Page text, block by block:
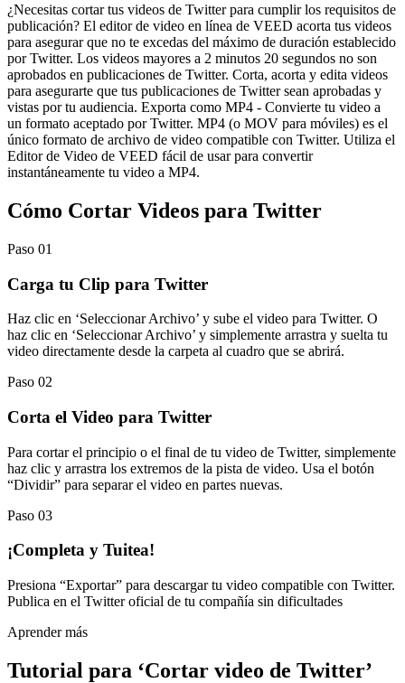
¿Necesitas cortar tus videos de Twitter para cumplir los requisitos de
publicación? El editor de video en línea de VEED acorta tus videos
para asegurar que no te excedas del máximo de duración establecido
por Twitter. Los videos mayores a 2 minutos 20 segundos no son
aprobados en publicaciones de Twitter. Corta, acorta y edita videos
para asegurarte que tus publicaciones de Twitter sean aprobadas y
vistas por tu audiencia. Exporta como MP4 - Convierte tu video a
un formato aceptado por Twitter. MP4 (o MOV para móviles) es el
único formato de archivo de video compatible con Twitter. Utiliza el
Editor de Video de VEED fácil de usar para convertir
instantáneamente tu video a MP4.
Cómo Cortar Videos para Twitter
Paso 01
Carga tu Clip para Twitter
Haz clic en ‘Seleccionar Archivo’ y sube el video para Twitter. O
haz clic en ‘Seleccionar Archivo’ y simplemente arrastra y suelta tu
video directamente desde la carpeta al cuadro que se abrirá.
Paso 02
Corta el Video para Twitter
Para cortar el principio o el final de tu video de Twitter, simplemente
haz clic y arrastra los extremos de la pista de video. Usa el botón
“Dividir” para separar el video en partes nuevas.
Paso 03
¡Completa y Tuitea!
Presiona “Exportar” para descargar tu video compatible con Twitter.
Publica en el Twitter oficial de tu compañía sin dificultades
Aprender más
Tutorial para ‘Cortar video de Twitter’